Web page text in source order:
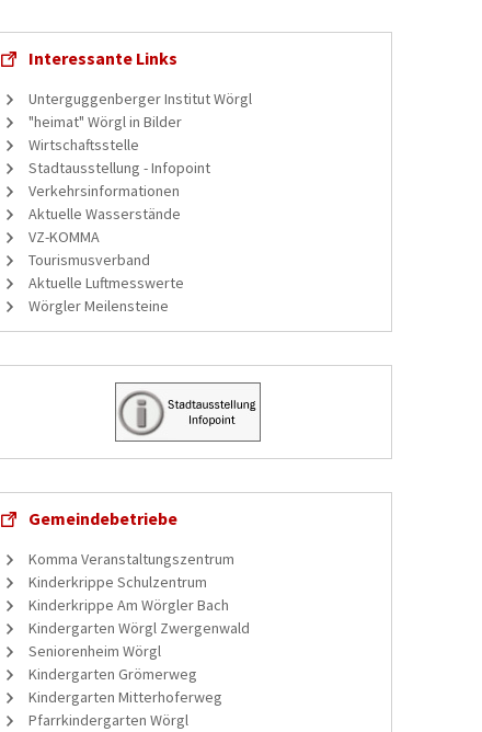
Interessante Links
Unterguggenberger Institut Wörgl
"heimat" Wörgl in Bilder
Wirtschaftsstelle
Stadtausstellung - Infopoint
Verkehrsinformationen
Aktuelle Wasserstände
VZ-KOMMA
Tourismusverband
Aktuelle Luftmesswerte
Wörgler Meilensteine
Gemeindebetriebe
Komma Veranstaltungszentrum
Kinderkrippe Schulzentrum
Kinderkrippe Am Wörgler Bach
Kindergarten Wörgl Zwergenwald
Seniorenheim Wörgl
Kindergarten Grömerweg
Kindergarten Mitterhoferweg
Pfarrkindergarten Wörgl